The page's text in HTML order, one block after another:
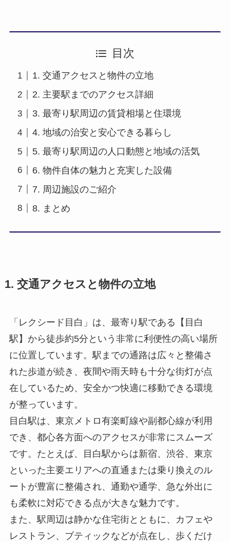
目次
1. 交通アクセスと物件の立地
2. 主要駅までのアクセス詳細
3. 最寄り駅周辺の賃貸相場と住環境
4. 地域の治安と安心できる暮らし
5. 最寄り駅周辺の人口動態と地域の活気
6. 物件自体の魅力と充実した設備
7. 周辺施設のご紹介
8. まとめ
1. 交通アクセスと物件の立地
「レクシード目白」は、最寄り駅である【目白
駅】から徒歩約5分という非常に利便性の高い場所
に位置しています。駅までの通路は広々と整備さ
れた歩道が続き、夜間や雨天時も十分な街灯が点
在しているため、安全かつ快適に移動できる環境
が整っています。
目白駅は、東京メトロ有楽町線や副都心線が利用
でき、都心各方面へのアクセスが非常にスムーズ
です。たとえば、目白駅からは新宿、渋谷、東京
といった主要エリアへの直通または乗り換えのル
ートが豊富に整備され、通勤や通学、急な外出に
も柔軟に対応できる点が大きな魅力です。
また、駅周辺は静かな住宅街とともに、カフェや
レストラン、ブティックなどが点在し、歩くだけ